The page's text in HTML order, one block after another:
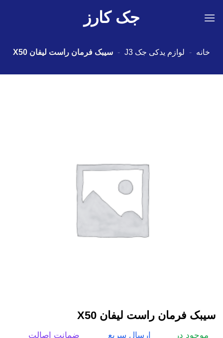
جک کارز
خانه - لوازم یدکی جک J3 - سیبک فرمان راست لیفان X50
سیبک فرمان راست لیفان X50
موجود در
ارسال سریع
ضمانت اصالت